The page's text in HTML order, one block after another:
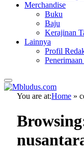
Merchandise
Buku
Baju
Kerajinan
Lainnya
Profil
You are at:Home »